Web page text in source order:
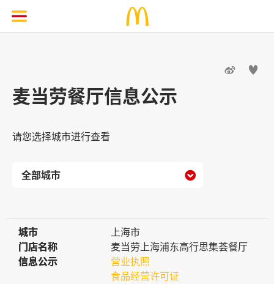
 
麦当劳餐厅信息公示
请您选择城市进行查看

城市
城市
上海市
门店名称
门店名称
麦当劳上海浦东高行思集荟餐厅
信息公示
信息公示
营业执照
食品经营许可证